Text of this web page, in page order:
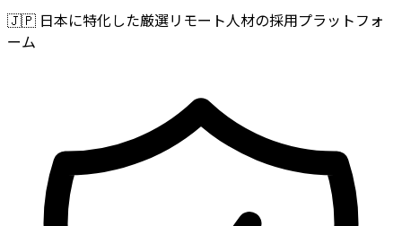
🇯🇵 日本に特化した厳選リモート人材の採用プラットフォ
ーム